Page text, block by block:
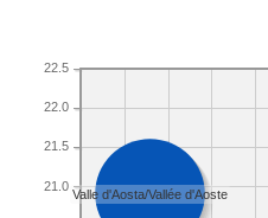
21.0
21.5
22.0
22.5
Valle d'Aosta/Vallée d'Aoste